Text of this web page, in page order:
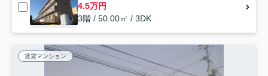
4.5万円
3階 / 50.00㎡ / 3DK
賃貸マンション